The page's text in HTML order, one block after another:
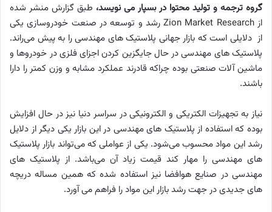
گروه ترجمه و تولید محتوا در بسپار می نویسد، طبق گزارش منشر شده
ازZion Market Researchرشد و توسعه در صنعت خودروسازی یکی
از دلایلی است که بازار جهانی پلاستیک‌ های مهندسی را به پیش می‌راند.
پلاستیک‌ های مهندسی در حال جایگزین کردن اجزای فلزی در خودروها و
ماشین آلات صنعتی بوده چراکه قادرند عملکرد مشابه و وزن کمتر را دارا
باشند.
نیاز به تجهیزات الکتریکی و الکترونیکی در سراسر دنیا نیز در حال افزایش
بوده که استفاده از پلاستیک‌ های مهندسی در این بازار یکی دیگر از دلایل
رشد این مواد محسوب می‌شود. یکی از عواملی که می‌تواند بازار پلاستیک‌
های مهندسی را مهار کند قیمت زیاد آن می‌باشد. از پلاستیک‌ های
مهندسی در صنایع هوافضا نیز استفاده شده که همین مساله دریچه‌
های جدیدی در جهت رشد بازار این مواد را فراهم می‌ آورد.